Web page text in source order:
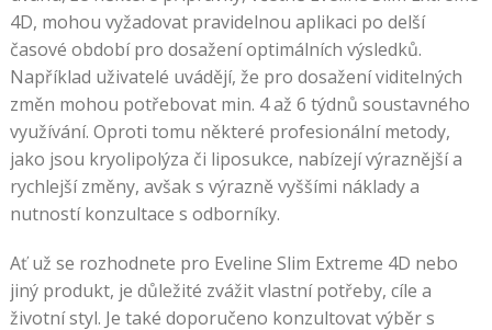
4D, mohou vyžadovat pravidelnou aplikaci po delší
časové období pro dosažení optimálních výsledků.
Například uživatelé uvádějí, že pro dosažení viditelných
změn mohou potřebovat min. 4 až 6 týdnů soustavného
využívání. Oproti tomu některé profesionální metody,
jako jsou kryolipolýza či liposukce, nabízejí výraznější a
rychlejší změny, avšak s výrazně vyššími náklady a
nutností konzultace s odborníky.
Ať už se rozhodnete pro Eveline Slim Extreme 4D nebo
jiný produkt, je důležité zvážit vlastní potřeby, cíle a
životní styl. Je také doporučeno konzultovat výběr s